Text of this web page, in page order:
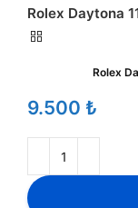
Rolex Daytona
Rolex
₺